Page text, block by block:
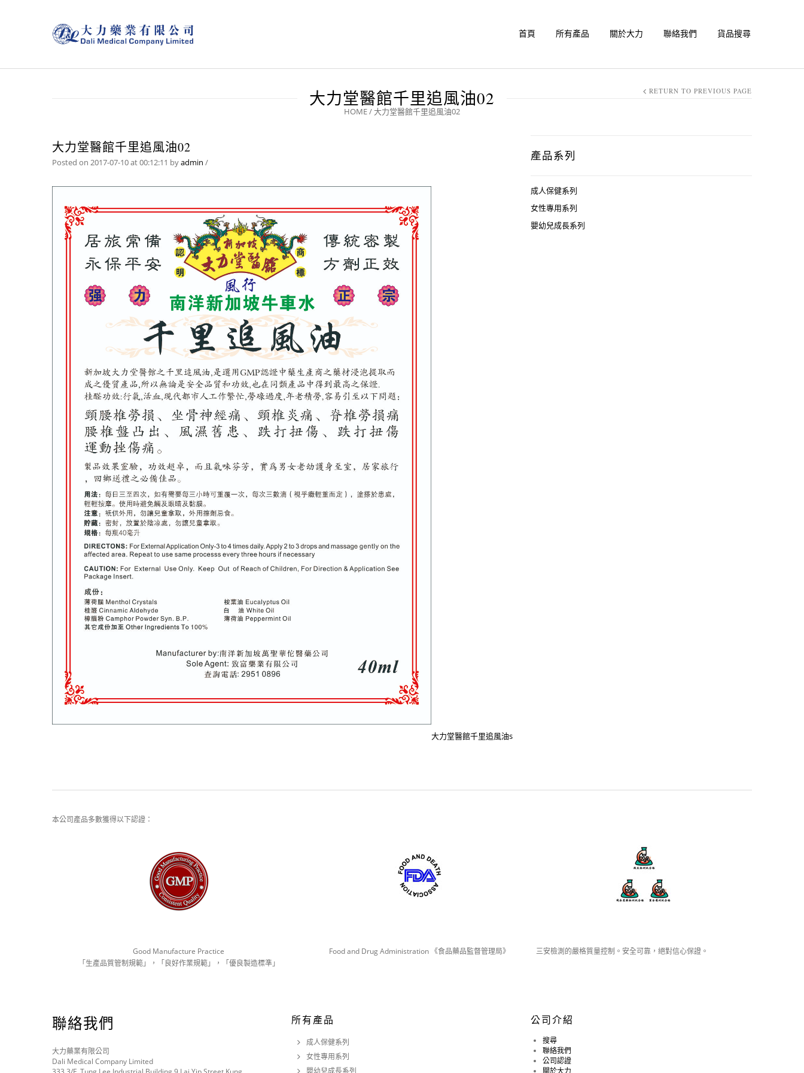
首頁 所有產品 關於大力 聯絡我們 貨品搜尋
大力堂醫館千里追風油02
HOME/大力堂醫館千里追風油02
RETURN TO PREVIOUS PAGE
大力堂醫館千里追風油02
Posted on 2017-07-10 at 00:12:11 byadmin /
大力堂醫館千里追風油s
產品系列
成人保健系列
女性專用系列
嬰幼兒成長系列
本公司產品多數獲得以下認證：
Good Manufacture Practice
「生產品質管制規範」，「良好作業規範」，「優良製造標準」
Food and Drug Administration 《食品藥品監督管理局》 三安檢測的嚴格質量控制。安全可靠，絕對信心保證。
聯絡我們
大力藥業有限公司
Dali Medical Company Limited
所有產品
成人保健系列
女性專用系列
公司介紹
搜尋
聯絡我們
公司認證